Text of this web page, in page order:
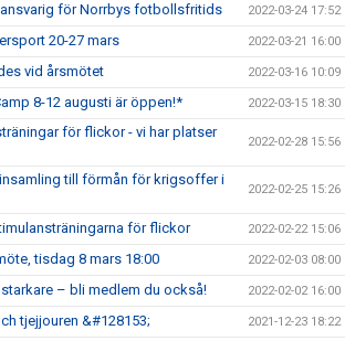
ansvarig för Norrbys fotbollsfritids 2022-03-24 17:52
20-27 mars 2022-03-21 16:00
vid årsmötet 2022-03-16 10:09
8-12 augusti är öppen!* 2022-03-15 18:30
för flickor - vi har platser
2022-02-28 15:56
till förmån för krigsoffer i
2022-02-25 15:26
för flickor 2022-02-22 15:06
tisdag 8 mars 18:00 2022-02-03 08:00
– bli medlem du också! 2022-02-02 16:00
tjejjouren &#128153; 2021-12-23 18:22